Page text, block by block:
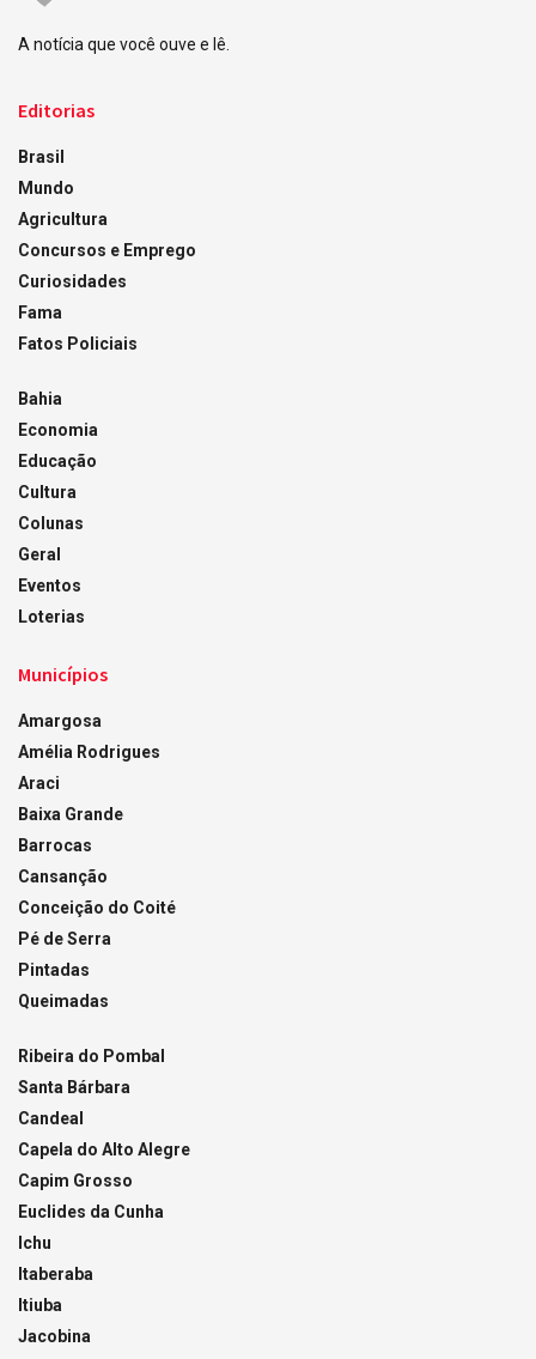
A notícia que você ouve e lê.
Editorias
Brasil
Mundo
Agricultura
Concursos e Emprego
Curiosidades
Fama
Fatos Policiais
Bahia
Economia
Educação
Cultura
Colunas
Geral
Eventos
Loterias
Municípios
Amargosa
Amélia Rodrigues
Araci
Baixa Grande
Barrocas
Cansanção
Conceição do Coité
Pé de Serra
Pintadas
Queimadas
Ribeira do Pombal
Santa Bárbara
Candeal
Capela do Alto Alegre
Capim Grosso
Euclides da Cunha
Ichu
Itaberaba
Itiuba
Jacobina